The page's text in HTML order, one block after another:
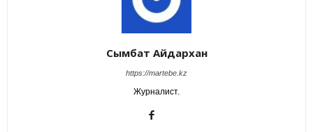
Сымбат Айдархан
https://martebe.kz
Журналист.